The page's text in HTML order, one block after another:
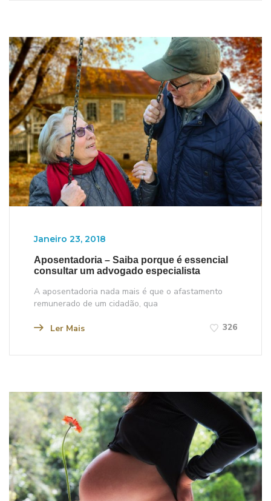
Janeiro 23, 2018
Aposentadoria – Saiba porque é essencial
consultar um advogado especialista
A aposentadoria nada mais é que o afastamento
remunerado de um cidadão, qua
Ler Mais 326